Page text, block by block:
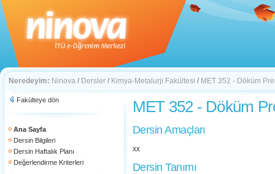
Neredeyim: Ninova / Dersler / Kimya-Metalurji Fakültesi / MET 352 - Döküm
Fakülteye dön
Ana Sayfa
Dersin Bilgileri
Dersin Haftalık Planı
Değerlendirme Kriterleri
MET 352 - Döküm
Dersin Amaçları
xx
Dersin Tanımı